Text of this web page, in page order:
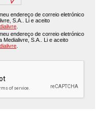
endereço de correio eletrónico
S.A.. Li e aceito
endereço de correio eletrónico
Medialivre, S.A.. Li e aceito